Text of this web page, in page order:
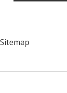
Sitemap